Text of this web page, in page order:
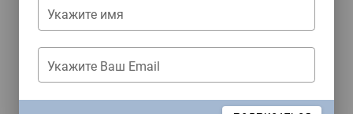
ЖУРНАЛЫ
Укажите имя
Укажите Ваш Email